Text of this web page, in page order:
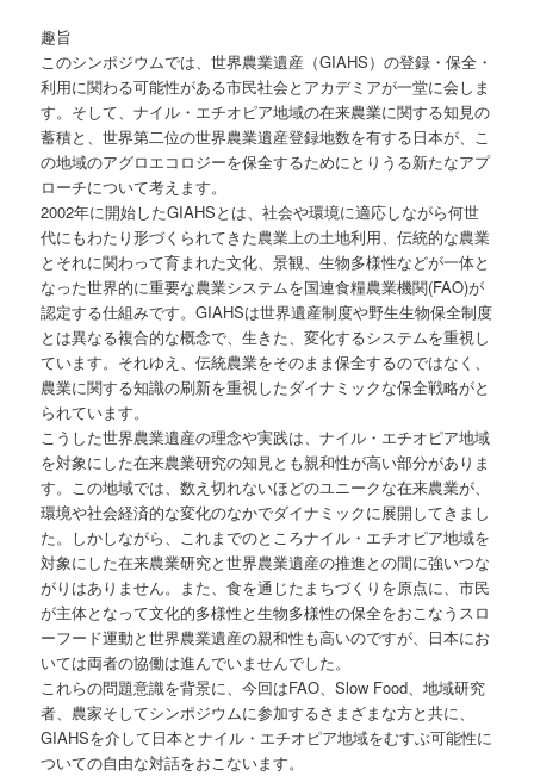
趣旨
このシンポジウムでは、世界農業遺産（GIAHS）の登録・保全・
利用に関わる可能性がある市民社会とアカデミアが一堂に会しま
す。そして、ナイル・エチオピア地域の在来農業に関する知見の
蓄積と、世界第二位の世界農業遺産登録地数を有する日本が、こ
の地域のアグロエコロジーを保全するためにとりうる新たなアプ
ローチについて考えます。
2002年に開始したGIAHSとは、社会や環境に適応しながら何世
代にもわたり形づくられてきた農業上の土地利用、伝統的な農業
とそれに関わって育まれた文化、景観、生物多様性などが一体と
なった世界的に重要な農業システムを国連食糧農業機関(FAO)が
認定する仕組みです。GIAHSは世界遺産制度や野生生物保全制度
とは異なる複合的な概念で、生きた、変化するシステムを重視し
ています。それゆえ、伝統農業をそのまま保全するのではなく、
農業に関する知識の刷新を重視したダイナミックな保全戦略がと
られています。
こうした世界農業遺産の理念や実践は、ナイル・エチオピア地域
を対象にした在来農業研究の知見とも親和性が高い部分がありま
す。この地域では、数え切れないほどのユニークな在来農業が、
環境や社会経済的な変化のなかでダイナミックに展開してきまし
た。しかしながら、これまでのところナイル・エチオピア地域を
対象にした在来農業研究と世界農業遺産の推進との間に強いつな
がりはありません。また、食を通じたまちづくりを原点に、市民
が主体となって文化的多様性と生物多様性の保全をおこなうスロ
ーフード運動と世界農業遺産の親和性も高いのですが、日本にお
いては両者の協働は進んでいませんでした。
これらの問題意識を背景に、今回はFAO、Slow Food、地域研究
者、農家そしてシンポジウムに参加するさまざまな方と共に、
GIAHSを介して日本とナイル・エチオピア地域をむすぶ可能性に
ついての自由な対話をおこないます。